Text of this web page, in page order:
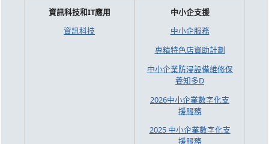
資訊科技和IT應用
資訊科技
中小企支援
中小企服務
專精特色店資助計劃
中小企業防浸設備維修保
養知多D
2026中小企業數字化支
援服務
2025 中小企業數字化支
援服務